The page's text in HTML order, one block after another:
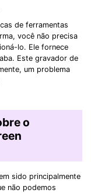
de ferramentas
você não precisa
lo. Ele fornece
Este gravador de
um problema
o
sido principalmente
não podemos